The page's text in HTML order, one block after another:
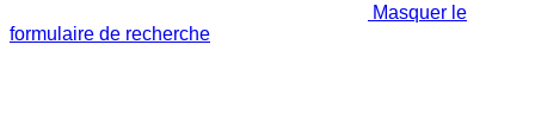
Masquer le
formulaire de recherche